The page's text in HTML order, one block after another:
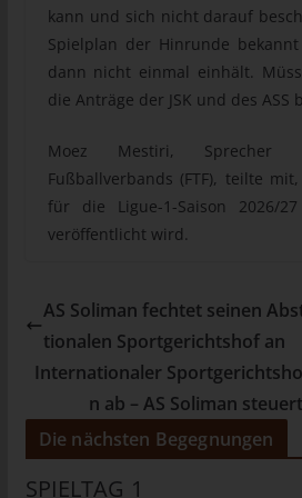
kann und sich nicht darauf
Spielplan der Hinrunde
dann nicht einmal einhält.
die Anträge der JSK und des ASS
Moez Mestiri, Sprecher
Fußballverbands (FTF), teilte
für die Ligue-1-Saison 2026/
veröffentlicht wird.
AS Soliman fechtet seinen
tionalen Sportgerichtshof an
Internationaler
n ab – AS Soliman
Die nächsten Begegnungen
SPIELTAG 1
Personen, die unter der unmittelbaren
Verantwortlichen oder des
personenbezogenen Daten zu
k) Einwilligung
Einwilligung ist jede von der
abgegebene Willensbekundung in
einer sonstigen eindeutigen
die betroffene Person zu verstehen
Name und Anschrift des
Verarbeitung
Verantwortlicher im Sinne der
sonstiger in den Mitgliedstaaten der
geltenden Datenschutzgesetze und
datenschutzrechtlichem Charakter ist: